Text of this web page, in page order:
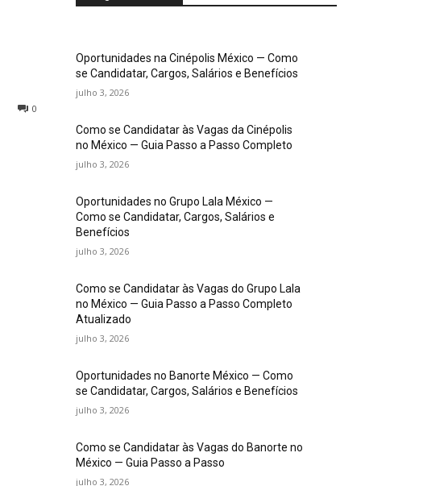
0
Oportunidades na Cinépolis México — Como
se Candidatar, Cargos, Salários e Benefícios
julho 3, 2026
Como se Candidatar às Vagas da Cinépolis
no México — Guia Passo a Passo Completo
julho 3, 2026
Oportunidades no Grupo Lala México —
Como se Candidatar, Cargos, Salários e
Benefícios
julho 3, 2026
Como se Candidatar às Vagas do Grupo Lala
no México — Guia Passo a Passo Completo
Atualizado
julho 3, 2026
Oportunidades no Banorte México — Como
se Candidatar, Cargos, Salários e Benefícios
julho 3, 2026
Como se Candidatar às Vagas do Banorte no
México — Guia Passo a Passo
julho 3, 2026